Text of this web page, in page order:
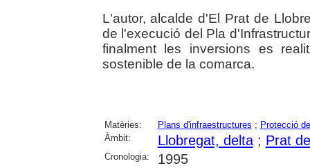
L'autor, alcalde d'El Prat de
de l'execució del Pla
finalment les inversions es
sostenible de la comarca.
Matèries: Plans d'infraestructures ; Protecció
Àmbit:
Llobregat, delta; Prat
Cronologia: 1995